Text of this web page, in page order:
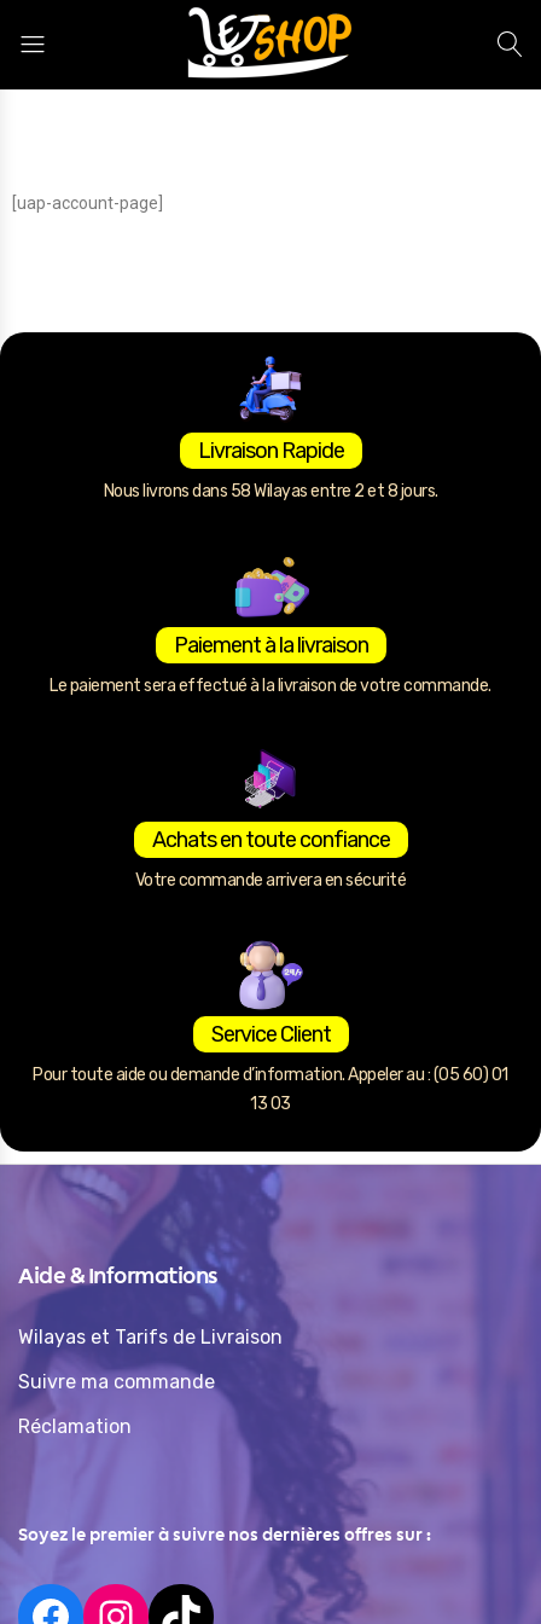
[uap-account-page]
Livraison Rapide
Nous livrons dans 58 Wilayas entre 2 et 8 jours.
Paiement à la livraison
Le paiement sera effectué à la livraison de votre commande.
Achats en toute confiance
Votre commande arrivera en sécurité
Service Client
Pour toute aide ou demande d’information. Appeler au : (05 60) 01
13 03
Aide & Informations
Wilayas et Tarifs de Livraison
Suivre ma commande
Réclamation
Soyez le premier à suivre nos dernières offres sur :